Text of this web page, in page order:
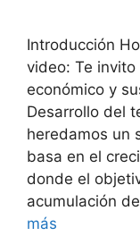
Introducción
video: Te invito
económico y
Desarrollo del
heredamos un
basa en el
donde el
acumulación
más